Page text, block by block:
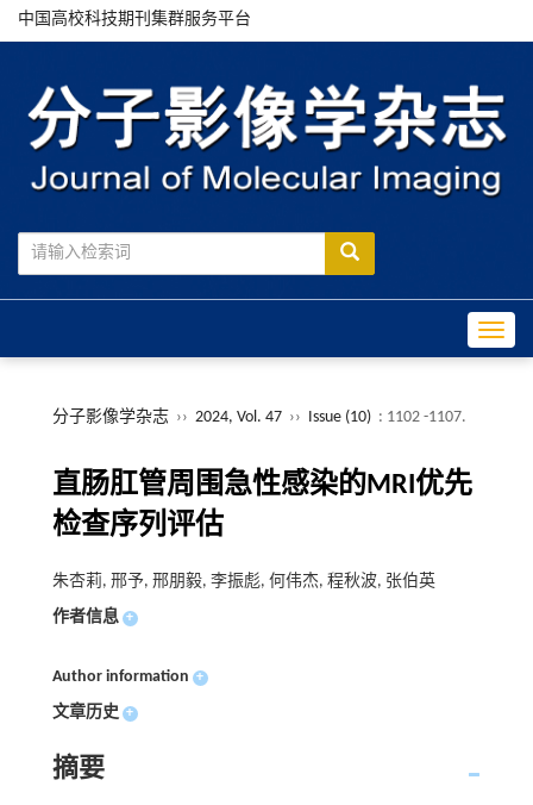
中国高校科技期刊集群服务平台
分子影像学杂志 ›› 2024, Vol. 47 ›› Issue (10) : 1102 -1107.
直肠肛管周围急性感染的MRI优先
检查序列评估
朱杏莉, 邢予, 邢朋毅, 李振彪, 何伟杰, 程秋波, 张伯英
作者信息 +
Author information +
文章历史 +
摘要